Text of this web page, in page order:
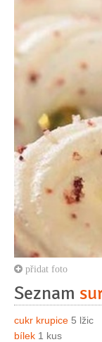
přidat foto
Seznam
cukr krupice 5 lžic
bílek 1 kus